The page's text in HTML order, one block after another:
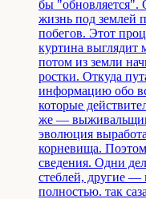
бы "обновляется".
жизнь под землей
побегов. Этот
куртина
потом из земли
ростки. Откуда
информацию обо
которые
же — выживальщик
эволюция
корневища.
сведения. Одни
стеблей, другие —
полностью. так